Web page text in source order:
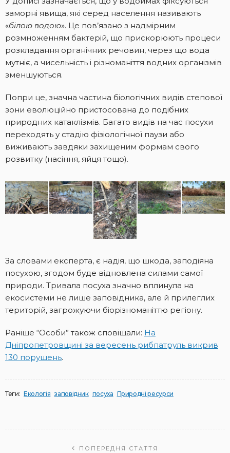
заморні явища, які серед населення називають
«білою водою». Це пов’язано з надмірним
розмноженням бактерій, що прискорюють процеси
розкладання органічних речовин, через що вода
мутніє, а чисельність і різноманіття водних організмів
зменшуються.
Попри це, значна частина біологічних видів степової
зони еволюційно пристосована до подібних
природних катаклізмів. Багато видів на час посухи
переходять у стадію фізіологічної паузи або
виживають завдяки захищеним формам свого
розвитку (насіння, яйця тощо).
За словами експерта, є надія, що шкода, заподіяна
посухою, згодом буде відновлена силами самої
природи. Тривала посуха значно вплинула на
екосистеми не лише заповідника, але й прилеглих
територій, загрожуючи біорізноманіттю регіону.
Раніше “Особи” також сповіщали: На
Дніпропетровщині за вересень рибпатруль викрив
130 порушень.
Теги: Екологія заповідник посуха Природні ресурси
ПОПЕРЕДНЯ СТАТТЯ